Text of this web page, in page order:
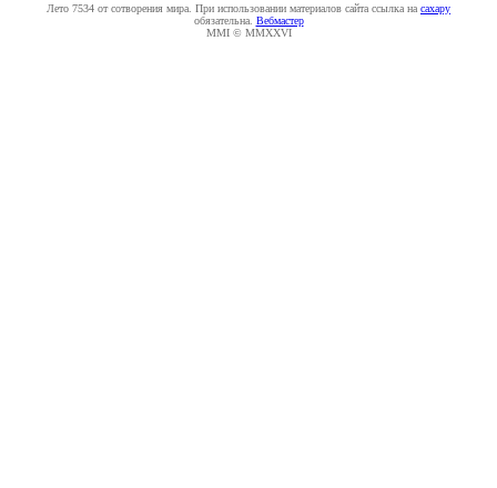
Лето 7534 от сотворения мира. При использовании материалов сайта ссылка на caxapу
обязательна. Вебмастер
MMI © MMXXVI